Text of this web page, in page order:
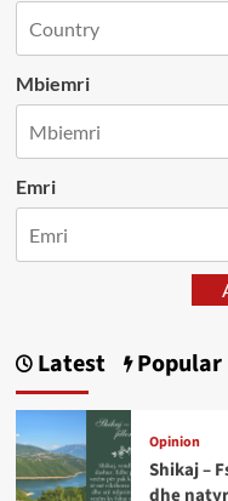
Mbiemri
Emri
Latest Popular
Opinion
Shikaj –
dhe